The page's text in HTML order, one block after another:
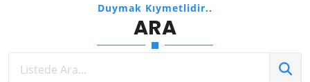
Duymak Kıymetlidir..
ARA